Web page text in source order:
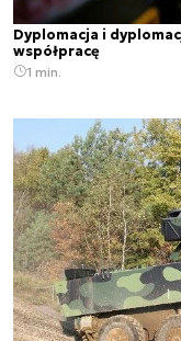
Dyplomacja i
współpracę
1 min.